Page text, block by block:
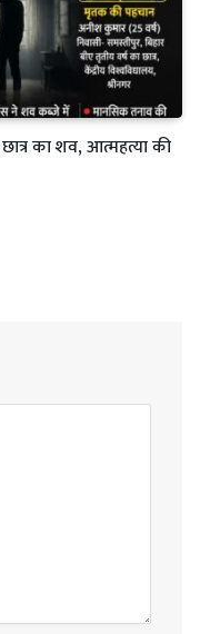
का शव, आत्महत्या की